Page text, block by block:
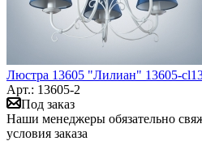
Люстра 13605 "Лилиан" 13605-
Арт.: 13605-2
Под заказ
Наши менеджеры обязательно
условия заказа